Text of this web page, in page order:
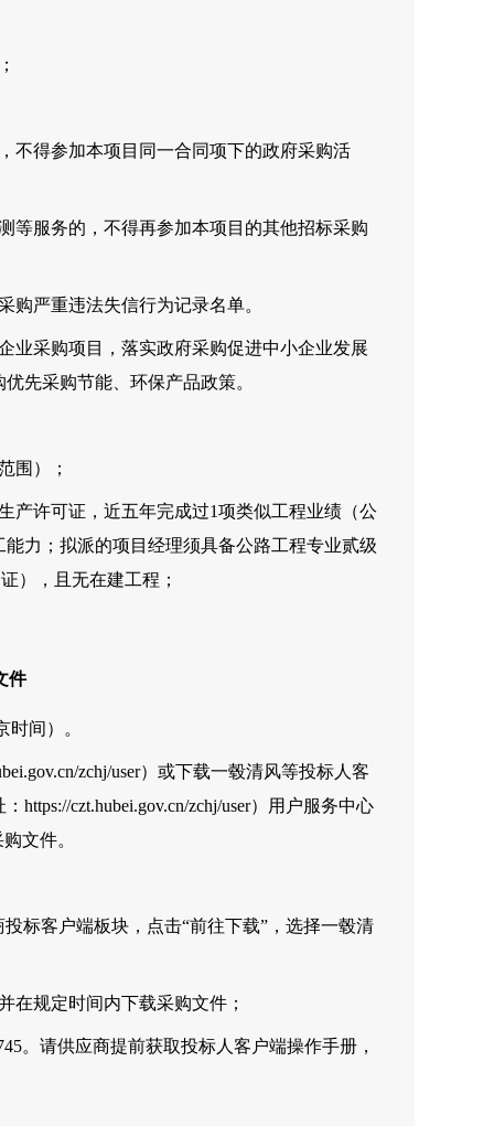
不得参加本项目同一合同项下的政府采购活
等服务的，不得再参加本项目的其他招标采购
购严重违法失信行为记录名单。
业采购项目，落实政府采购促进中小企业发展
先采购节能、环保产品政策。
围）；
产许可证，近五年完成过1项类似工程业绩（公
力；拟派的项目经理须具备公路工程专业贰级
），且无在建工程；
件
时间）。
zchj/user）或下载一毂清风等投标人客
https://czt.hubei.gov.cn/zchj/user）用户服务中心
文件。
标客户端板块，点击“前往下载”，选择一毂清
在规定时间内下载采购文件；
。请供应商提前获取投标人客户端操作手册，